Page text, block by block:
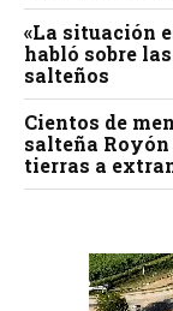
«La situación
habló sobre
salteños
Cientos de
salteña Royón
tierras a